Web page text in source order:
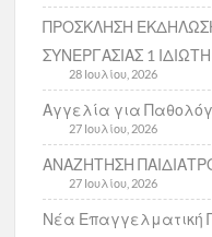
ΠΡΟΣΚΛΗΣΗ
ΣΥΝΕΡΓΑΣΙΑΣ 1
28 Ιουλίου, 2026
Αγγελία για
27 Ιουλίου, 2026
ΑΝΑΖΗΤΗΣΗ
27 Ιουλίου, 2026
Νέα Επαγγελματική